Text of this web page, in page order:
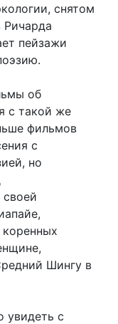
снятом
Ричарда
пейзажи
об
с такой же
фильмов
с
но
своей
Шингу в
с